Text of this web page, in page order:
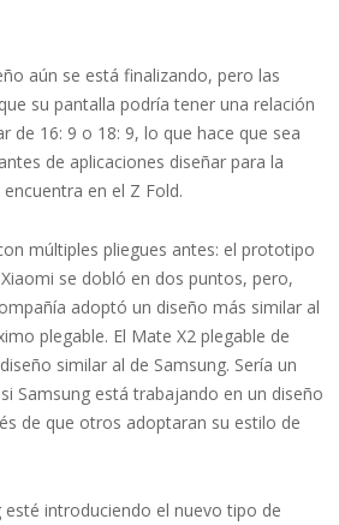
aún se está finalizando, pero las
su pantalla podría tener una relación
de 16: 9 o 18: 9, lo que hace que sea
de aplicaciones diseñar para la
en el Z Fold.
múltiples pliegues antes: el prototipo
se dobló en dos puntos, pero,
adoptó un diseño más similar al
plegable. El Mate X2 plegable de
similar al de Samsung. Sería un
Samsung está trabajando en un diseño
de que otros adoptaran su estilo de
esté introduciendo el nuevo tipo de